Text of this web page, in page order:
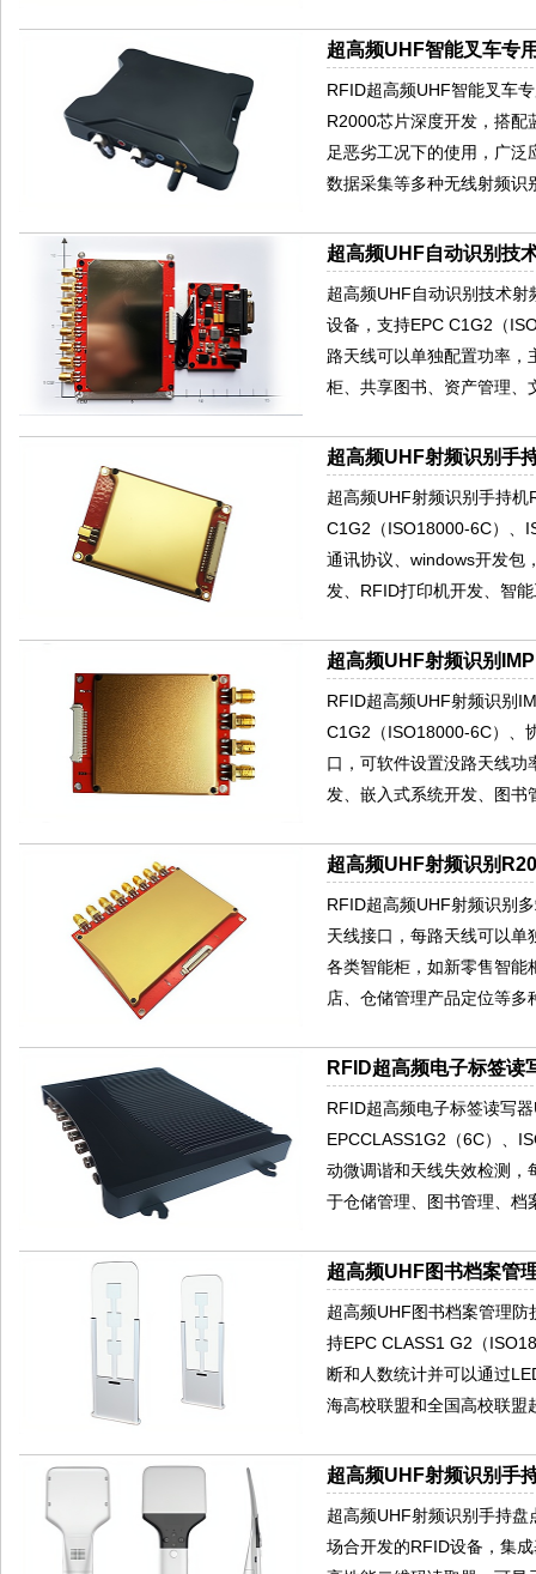
超高频UHF智能叉车专
RFID超高频UHF智能叉车
R2000芯片深度开发，搭配
足恶劣工况下的使用，广
数据采集等多种无线射频识
超高频UHF自动识别技
超高频UHF自动识别技术
设备，支持EPC C1G2（
路天线可以单独配置功率
柜、共享图书、资产管理、
超高频UHF射频识别手
超高频UHF射频识别手持
C1G2（ISO18000-6C）、
通讯协议、windows开发包
发、RFID打印机开发、智
超高频UHF射频识别
RFID超高频UHF射频识别
C1G2（ISO18000-6C）、
口，可软件设置没路天线
发、嵌入式系统开发、图
超高频UHF射频识别
RFID超高频UHF射频识别
天线接口，每路天线可以
各类智能柜，如新零售智能
店、仓储管理产品定位等
RFID超高频电子标签读
RFID超高频电子标签读写
EPCCLASS1G2（6C）、
动微调谐和天线失效检测，
于仓储管理、图书管理、档
超高频UHF图书档案管
超高频UHF图书档案管理
持EPC CLASS1 G2（
断和人数统计并可以通过
海高校联盟和全国高校联盟
超高频UHF射频识别手
超高频UHF射频识别手持
场合开发的RFID设备，集